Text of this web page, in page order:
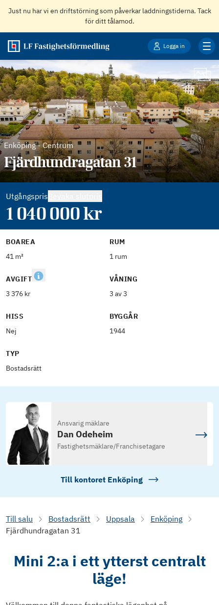
Just nu har vi en driftstörning som påverkar laddningstiderna. Tack
för ditt tålamod.
Logga in
Enköping-Centrum
Fjärdhundragatan 31
Utgångspris
1 040 000kr
BOAREA
41 m²
RUM
1 rum
AVGIFT
3 376 kr
VÅNING
3 av 3
HISS
Nej
BYGGÅR
1944
TYP
Bostadsrätt
Ansvarig mäklare
Dan Odeheim
Fastighetsmäklare/Franchisetagare
Till kontoret Enköping
Till salu Bostadsrätt Uppsala
Enköping
Fjärdhundragatan 31
Mini 2:a i ett ytterst centralt
läge!